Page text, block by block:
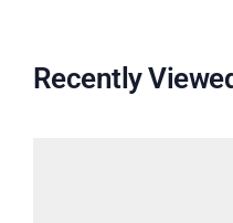
Recently